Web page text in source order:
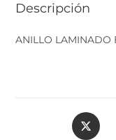
Descripción
ANILLO LAMINADO